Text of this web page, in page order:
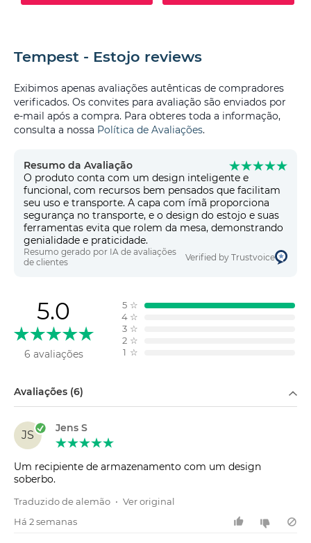
Tempest - Estojo reviews
Exibimos apenas avaliações autênticas de compradores
verificados. Os convites para avaliação são enviados por
e-mail após a compra. Para obteres toda a informação,
consulta a nossa Política de Avaliações.
Resumo da Avaliação
O produto conta com um design inteligente e
funcional, com recursos bem pensados que facilitam
seu uso e transporte. A capa com ímã proporciona
segurança no transporte, e o design do estojo e suas
ferramentas evita que rolem da mesa, demonstrando
genialidade e praticidade.
Resumo gerado por IA de avaliações
de clientes
Verified by Trustvoice
5.0
6 avaliações
5 ☆
4 ☆
3 ☆
2 ☆
1 ☆
Avaliações (6)
JS
Jens S
Um recipiente de armazenamento com um design
soberbo.
Traduzido de alemão • Ver original
Há 2 semanas